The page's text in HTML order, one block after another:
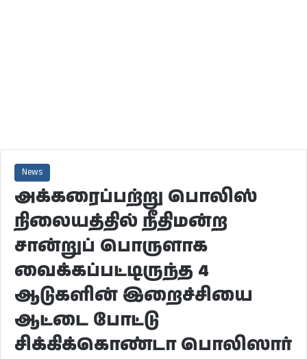
News
அக்கரைப்பற்று பொலிஸ்
நிலையத்தில் நீதிமன்ற
சான்றுப் பொருளாக
வைக்கப்பட்டிருந்த 4
ஆடுகளின் இறைச்சியை
ஆட்டை போட்டு
சிக்கிக்கொண்டா பொலிஸார்